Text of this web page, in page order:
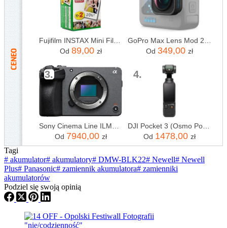
Fujifilm INSTAX Mini Film - 20 szt.
Od 89,00 zł
Od 349,00 zł
3.
Od 7940,00 zł
4.
DJI Pocket 3 (Osmo Pocket 3)
Od 1478,00 zł
Tagi
# akumulator# akumulatory# DMW-BLK22# Newell# Newell
Plus# Panasonic# zamiennik akumulatora# zamienniki
akumulatorów
Podziel się swoją opinią